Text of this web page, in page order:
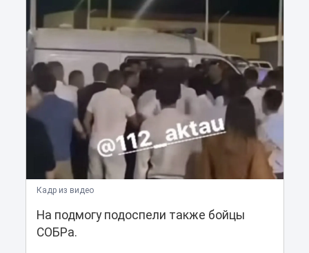
Кадр из видео
На подмогу подоспели также бойцы
СОБРа.